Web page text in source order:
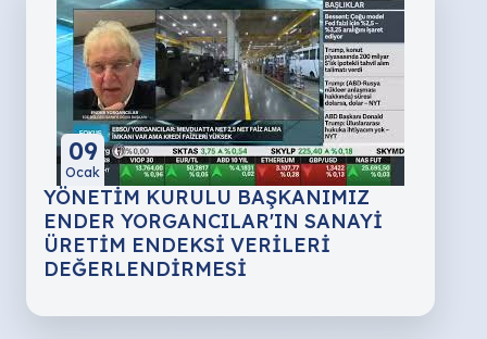
09
Ocak
YÖNETİM KURULU BAŞKANIMIZ
ENDER YORGANCILAR'IN SANAYİ
ÜRETİM ENDEKSİ VERİLERİ
DEĞERLENDİRMESİ